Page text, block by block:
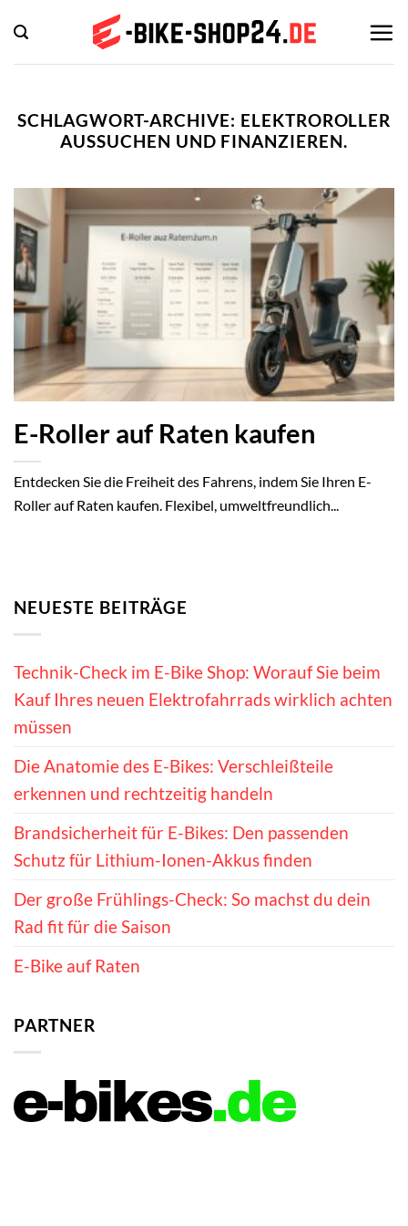
Inhalt
springen
SCHLAGWORT-ARCHIVE: ELEKTROROLLER
AUSSUCHEN UND FINANZIEREN.
E-Roller auf Raten kaufen
Entdecken Sie die Freiheit des Fahrens, indem Sie Ihren E-
Roller auf Raten kaufen. Flexibel, umweltfreundlich...
NEUESTE BEITRÄGE
Technik-Check im E-Bike Shop: Worauf Sie beim
Kauf Ihres neuen Elektrofahrrads wirklich achten
müssen
Die Anatomie des E-Bikes: Verschleißteile
erkennen und rechtzeitig handeln
Brandsicherheit für E-Bikes: Den passenden
Schutz für Lithium-Ionen-Akkus finden
Der große Frühlings-Check: So machst du dein
Rad fit für die Saison
E-Bike auf Raten
PARTNER